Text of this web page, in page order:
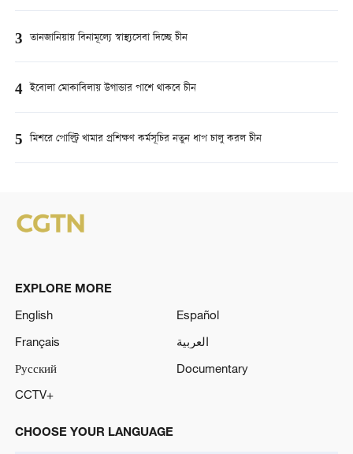
3 তানজানিয়ায় বিনামূল্যে স্বাস্থ্যসেবা দিচ্ছে চীন
4 ইবোলা মোকাবিলায় উগান্ডার পাশে থাকবে চীন
5 মিশরে পোল্ট্রি খামার প্রশিক্ষণ কর্মসূচির নতুন ধাপ চালু করল চীন
EXPLORE MORE
English
Español
Français
العربية
Русский
Documentary
CCTV+
CHOOSE YOUR LANGUAGE